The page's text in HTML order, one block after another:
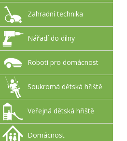
Zahradní technika
Nářadí do dílny
Roboti pro domácnost
Soukromá dětská hřiště
Veřejná dětská hřiště
Domácnost